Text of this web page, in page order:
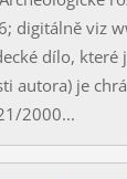
digitálně viz
dílo, které
autora) je
2000...